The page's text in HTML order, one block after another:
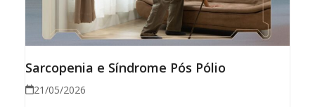
Sarcopenia e Síndrome Pós Pólio
21/05/2026